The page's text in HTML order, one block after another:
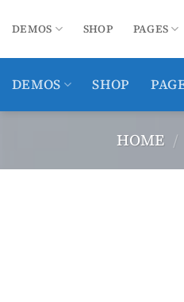
naar
DEMOS SHOP PAGES
DEMOS SHOP
HOME /